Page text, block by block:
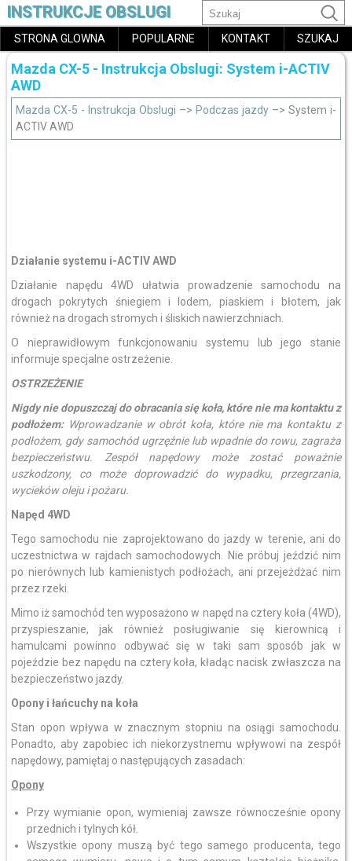
INSTRUKCJE OBSLUGI
STRONA GLOWNA POPULARNE KONTAKT SZUKAJ
Mazda CX-5 - Instrukcja Obslugi: System i-ACTIV
AWD
Mazda CX-5 - Instrukcja Obslugi –> Podczas jazdy –> System i-
ACTIV AWD
Działanie systemu i-ACTIV AWD
Działanie napędu 4WD ułatwia prowadzenie samochodu na
drogach pokrytych śniegiem i lodem, piaskiem i błotem, jak
również na drogach stromych i śliskich nawierzchniach.
O nieprawidłowym funkcjonowaniu systemu lub jego stanie
informuje specjalne ostrzeżenie.
OSTRZEŻENIE
Nigdy nie dopuszczaj do obracania się koła, które nie ma kontaktu z
podłożem: Wprowadzanie w obrót koła, które nie ma kontaktu z
podłożem, gdy samochód ugrzęźnie lub wpadnie do rowu, zagraża
bezpieczeństwu. Zespół napędowy może zostać poważnie
uszkodzony, co może doprowadzić do wypadku, przegrzania,
wycieków oleju i pożaru.
Napęd 4WD
Tego samochodu nie zaprojektowano do jazdy w terenie, ani do
uczestnictwa w rajdach samochodowych. Nie próbuj jeździć nim
po nierównych lub kamienistych podłożach, ani przejeżdżać nim
przez rzeki.
Mimo iż samochód ten wyposażono w napęd na cztery koła (4WD),
przyspieszanie, jak również posługiwanie się kierownicą i
hamulcami powinno odbywać się w taki sam sposób jak w
pojeździe bez napędu na cztery koła, kładąc nacisk zwłaszcza na
bezpieczeństwo jazdy.
Opony i łańcuchy na koła
Stan opon wpływa w znacznym stopniu na osiągi samochodu.
Ponadto, aby zapobiec ich niekorzystnemu wpływowi na zespół
napędowy, pamiętaj o następujących zasadach:
Opony
Przy wymianie opon, wymieniaj zawsze równocześnie opony
przednich i tylnych kół.
Wszystkie opony muszą być tego samego producenta, tego